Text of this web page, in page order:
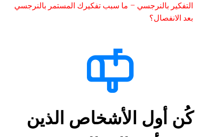
التفكير بالنرجسي – ما سبب تفكيرك المستمر بالنرجسي
بعد الانفصال؟
كُن أول الأشخاص الذين